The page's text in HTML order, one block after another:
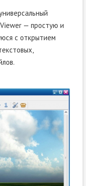
— простую и
с открытием